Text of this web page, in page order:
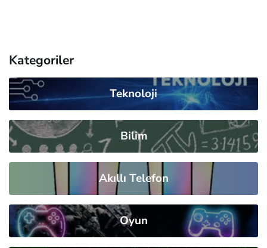
Kategoriler
Teknoloji
Bilim
Akıllı Telefon
Oyun